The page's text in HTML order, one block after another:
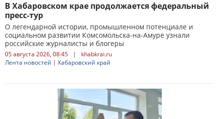
В Хабаровском крае продолжается федеральный
пресс-тур
О легендарной истории, промышленном потенциале и
социальном развитии Комсомольска-на-Амуре узнали
российские журналисты и блогеры
05 августа 2026, 08:45 |
khabkrai.ru
Лента новостей | Хабаровский край